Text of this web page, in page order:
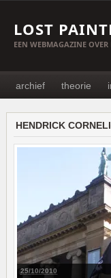
LOST
EEN WEBMAGAZINE
archief theorie
HENDRICK
25/10/2010